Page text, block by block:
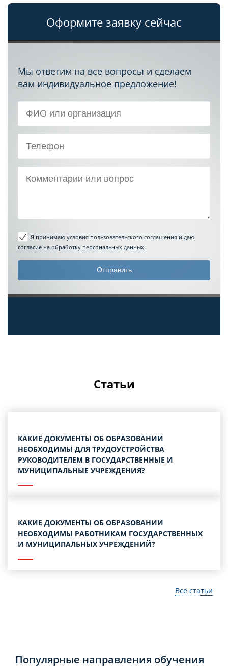
Оформите заявку сейчас
Мы ответим на все вопросы и сделаем
вам индивидуальное предложение!
Я принимаю условия пользовательского соглашения и даю
согласие на обработку персональных данных.
Статьи
КАКИЕ ДОКУМЕНТЫ ОБ ОБРАЗОВАНИИ
НЕОБХОДИМЫ ДЛЯ ТРУДОУСТРОЙСТВА
РУКОВОДИТЕЛЕМ В ГОСУДАРСТВЕННЫЕ И
МУНИЦИПАЛЬНЫЕ УЧРЕЖДЕНИЯ?
КАКИЕ ДОКУМЕНТЫ ОБ ОБРАЗОВАНИИ
НЕОБХОДИМЫ РАБОТНИКАМ ГОСУДАРСТВЕННЫХ
И МУНИЦИПАЛЬНЫХ УЧРЕЖДЕНИЙ?
Все статьи
Популярные направления обучения